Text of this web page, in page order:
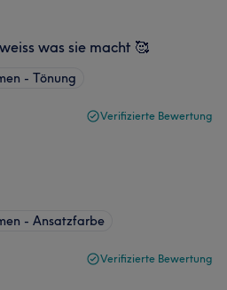
was sie macht 🥰
- Tönung
Verifizierte Bewertung
- Ansatzfarbe
Verifizierte Bewertung